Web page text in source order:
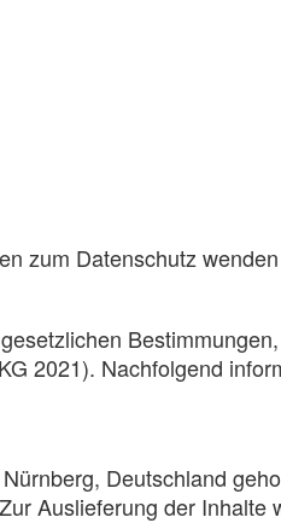
zum Datenschutz
2021). Nachfolgend
Deutschland
Auslieferung der